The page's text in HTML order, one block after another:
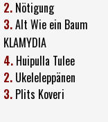
2. Nötigung
3.Alt Wie ein Baum
KLAMYDIA
4. Huipulla Tulee
2. Ukeleleppänen
3. Plits Koveri